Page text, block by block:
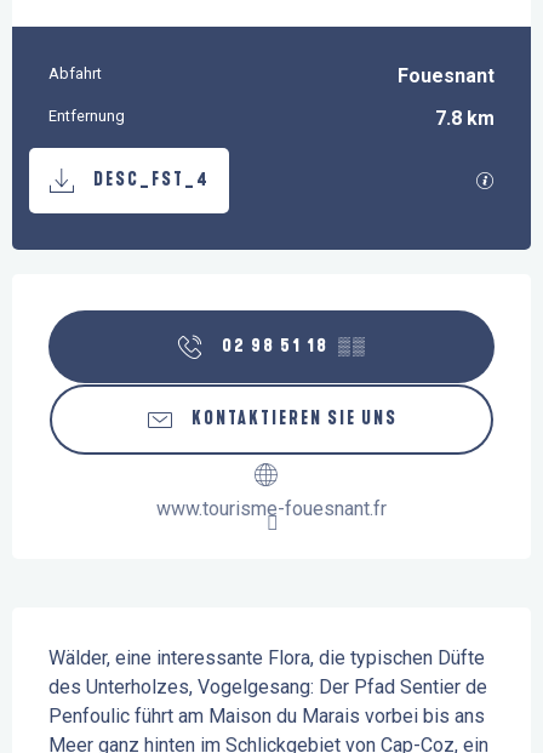
Praktische Informationen
Abfahrt Fouesnant
Entfernung 7.8 km
Dokumentation
DESC_FST_4 Mit
02 98 51 18 ▒▒
KONTAKTIEREN SIE UNS
www.tourisme-fouesnant.fr
Wälder, eine interessante Flora, die typischen Düfte
des Unterholzes, Vogelgesang: Der Pfad Sentier de
Penfoulic führt am Maison du Marais vorbei bis ans
Meer ganz hinten im Schlickgebiet von Cap-Coz, ein